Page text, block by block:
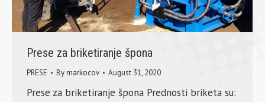
Prese za briketiranje špona
PRESE Bymarkocov August 31, 2020
Prese za briketiranje špona Prednosti briketa su: